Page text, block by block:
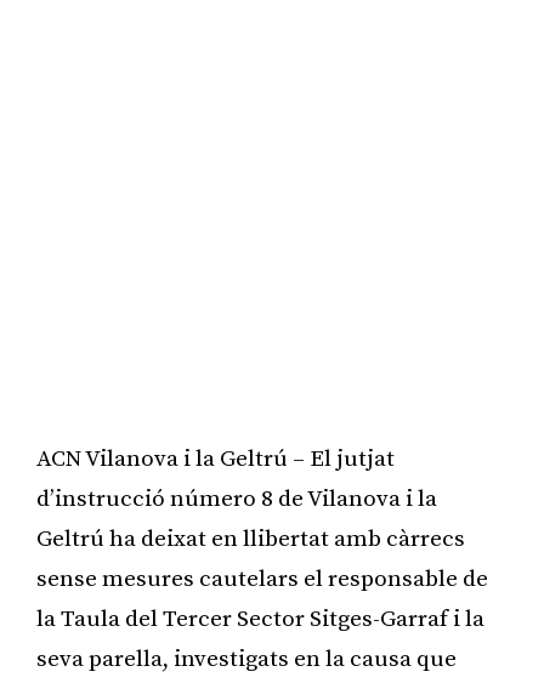
ACN Vilanova i la Geltrú – El jutjat
d’instrucció número 8 de Vilanova i la
Geltrú ha deixat en llibertat amb càrrecs
sense mesures cautelars el responsable de
la Taula del Tercer Sector Sitges-Garraf i la
seva parella, investigats en la causa que